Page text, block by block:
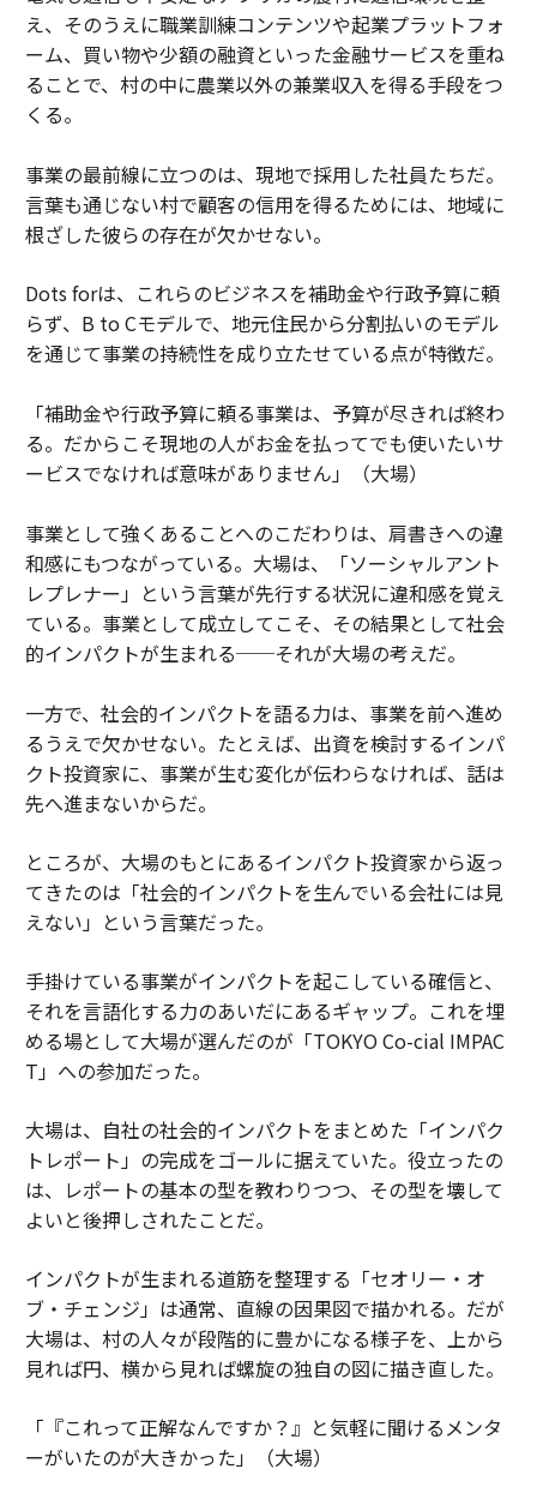
え、そのうえに職業訓練コンテンツや起業プラットフォ
ーム、買い物や少額の融資といった金融サービスを重ね
ることで、村の中に農業以外の兼業収入を得る手段をつ
くる。
事業の最前線に立つのは、現地で採用した社員たちだ。
言葉も通じない村で顧客の信用を得るためには、地域に
根ざした彼らの存在が欠かせない。
Dots forは、これらのビジネスを補助金や行政予算に頼
らず、B to Cモデルで、地元住民から分割払いのモデル
を通じて事業の持続性を成り立たせている点が特徴だ。
「補助金や行政予算に頼る事業は、予算が尽きれば終わ
る。だからこそ現地の人がお金を払ってでも使いたいサ
ービスでなければ意味がありません」（大場）
事業として強くあることへのこだわりは、肩書きへの違
和感にもつながっている。大場は、「ソーシャルアント
レプレナー」という言葉が先行する状況に違和感を覚え
ている。事業として成立してこそ、その結果として社会
的インパクトが生まれる──それが大場の考えだ。
一方で、社会的インパクトを語る力は、事業を前へ進め
るうえで欠かせない。たとえば、出資を検討するインパ
クト投資家に、事業が生む変化が伝わらなければ、話は
先へ進まないからだ。
ところが、大場のもとにあるインパクト投資家から返っ
てきたのは「社会的インパクトを生んでいる会社には見
えない」という言葉だった。
手掛けている事業がインパクトを起こしている確信と、
それを言語化する力のあいだにあるギャップ。これを埋
める場として大場が選んだのが「TOKYO Co-cial IMPAC
T」への参加だった。
大場は、自社の社会的インパクトをまとめた「インパク
トレポート」の完成をゴールに据えていた。役立ったの
は、レポートの基本の型を教わりつつ、その型を壊して
よいと後押しされたことだ。
インパクトが生まれる道筋を整理する「セオリー・オ
ブ・チェンジ」は通常、直線の因果図で描かれる。だが
大場は、村の人々が段階的に豊かになる様子を、上から
見れば円、横から見れば螺旋の独自の図に描き直した。
「『これって正解なんですか？』と気軽に聞けるメンタ
ーがいたのが大きかった」（大場）